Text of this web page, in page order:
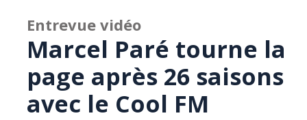
Entrevue vidéo
Marcel Paré tourne la
page après 26 saisons
avec le Cool FM